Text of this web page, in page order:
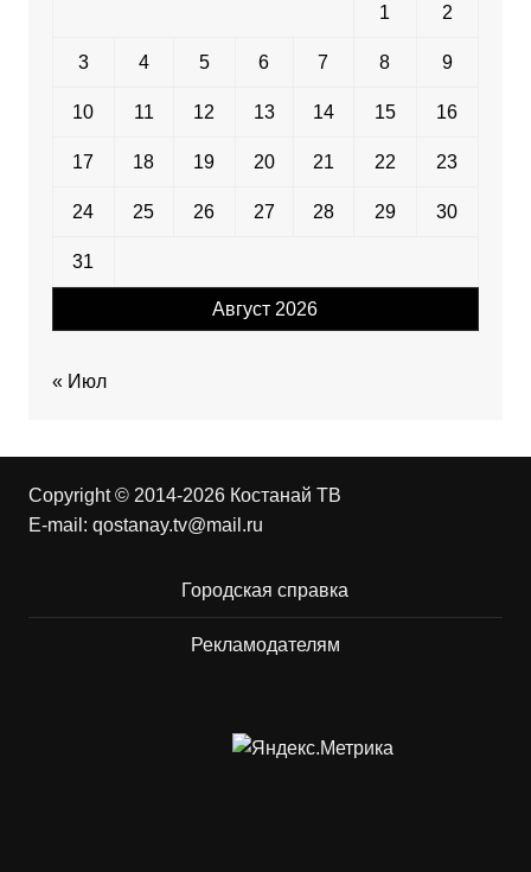
Август 2026
1 2
3 4 5 6 7 8 9
10 11 12 13 14 15 16
17 18 19 20 21 22 23
24 25 26 27 28 29 30
31
« Июл
Copyright © 2014-2026 Костанай ТВ
E-mail: qostanay.tv@mail.ru
Городская справка
Рекламодателям